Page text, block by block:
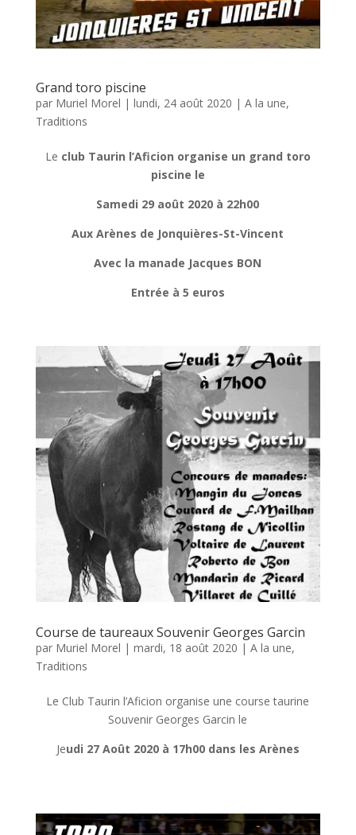
Grand toro piscine
par Muriel Morel | lundi, 24 août 2020 | A la une,
Traditions
Le club Taurin l’Aficion organise un grand toro
piscine le
Samedi 29 août 2020 à 22h00
Aux Arènes de Jonquières-St-Vincent
Avec la manade Jacques BON
Entrée à 5 euros
Course de taureaux Souvenir Georges Garcin
par Muriel Morel | mardi, 18 août 2020 | A la une,
Traditions
Le Club Taurin l’Aficion organise une course taurine
Souvenir Georges Garcin le
Jeudi 27 Août 2020 à 17h00 dans les Arènes